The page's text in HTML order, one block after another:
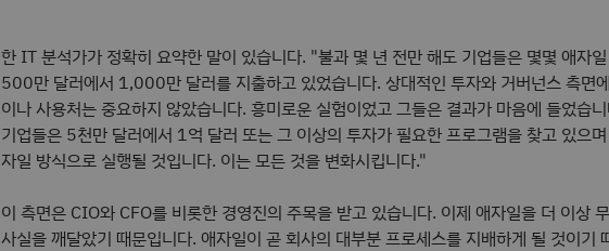
한 IT 분석가가 정확히 요약한 말이 있습니다. "불과 몇 년 전만 해도 기업들은 몇몇 애자
500만 달러에서 1,000만 달러를 지출하고 있었습니다. 상대적인 투자와 거버넌스 측면
이나 사용처는 중요하지 않았습니다. 흥미로운 실험이었고 그들은 결과가 마음에 들었습
기업들은 5천만 달러에서 1억 달러 또는 그 이상의 투자가 필요한 프로그램을 찾고 있으
자일 방식으로 실행될 것입니다. 이는 모든 것을 변화시킵니다."
이 측면은 CIO와 CFO를 비롯한 경영진의 주목을 받고 있습니다. 이제 애자일을 더 이상
사실을 깨달았기 때문입니다. 애자일이 곧 회사의 대부분 프로세스를 지배하게 될 것이기